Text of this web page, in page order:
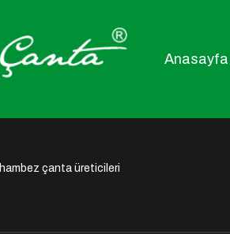
Anasayfa
hambez çanta üreticileri